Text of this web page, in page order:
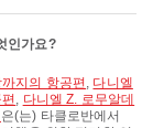
인가요?
지의 항공편 , 다니엘
, 다니엘 Z. 로무알데
은(는) 타클로반에서